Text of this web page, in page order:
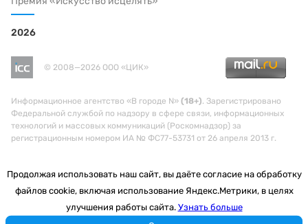
2026
© 2008—2026 ООО «ЦИК»
Информационное агентство «В городе N» (18+). Зарегистрировано
Федеральной службой по надзору в сфере связи, информационных
технологий и массовых коммуникаций (Роскомнадзор) за
регистрационным номером ИА № ФС77-53731 от 26 апреля 2013 г.
Продолжая использовать наш сайт, вы даёте согласие на обработку
файлов cookie, включая использование Яндекс.Метрики, в целях
улучшения работы сайта. Узнать больше